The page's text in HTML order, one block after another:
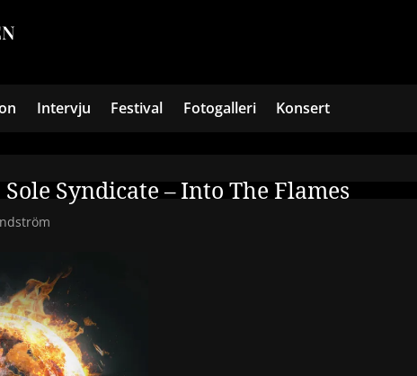
Intervju Festival Fotogalleri Konsert
Syndicate – Into The Flames